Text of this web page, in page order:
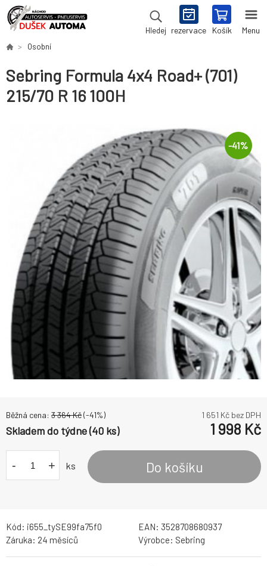
Hledej rezervace Košík Menu
Osobní
Sebring Formula 4x4 Road+ (701)
215/70 R 16 100H
-41%
Běžná cena: 3 364Kč(-41%) 1 651 Kč bez DPH
Skladem do týdne (40 ks) 1 998 Kč
- + ks Do košíku
Kód: i655_tySE99fa75f0 EAN: 3528708680937
Záruka: 24 měsíců Výrobce: Sebring